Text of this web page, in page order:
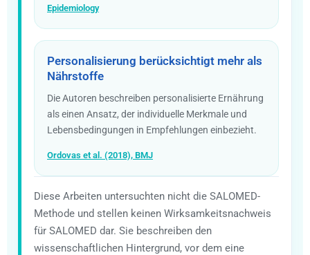
Epidemiology
Personalisierung berücksichtigt mehr als
Nährstoffe
Die Autoren beschreiben personalisierte Ernährung
als einen Ansatz, der individuelle Merkmale und
Lebensbedingungen in Empfehlungen einbezieht.
Ordovas et al. (2018), BMJ
Diese Arbeiten untersuchten nicht die SALOMED-
Methode und stellen keinen Wirksamkeitsnachweis
für SALOMED dar. Sie beschreiben den
wissenschaftlichen Hintergrund, vor dem eine